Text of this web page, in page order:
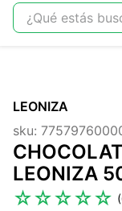
¿Qué estás
2.
citrato
3.
colageno
4
kefir
5 .
lab nutrition
LEONIZA
sku:
LEONIZA
☆☆☆☆☆ (